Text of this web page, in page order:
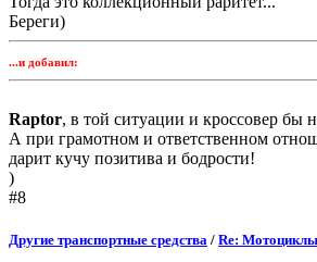
Береги)
...и добавил:
Raptor, в той ситуации и кроссовер бы
А при грамотном и ответственном
дарит кучу позитива и бодрости!
)
#8
Другие транспортные средства / Re: